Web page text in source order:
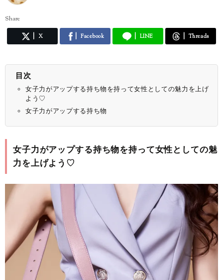
Share
X Facebook LINE Threads
目次
女子力がアップする持ち物を持って女性としての魅力を上げ
よう♡
女子力がアップする持ち物
女子力がアップする持ち物を持って女性としての魅
力を上げよう♡